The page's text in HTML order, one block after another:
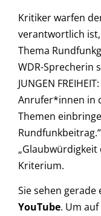
Kritiker warfen
verantwortlich
Thema
WDR-Sprecherin
JUNGEN
Anrufer*innen in
Themen
„Glaubwürdigkeit
Kriterium.
Sie sehen
YouTube. Um